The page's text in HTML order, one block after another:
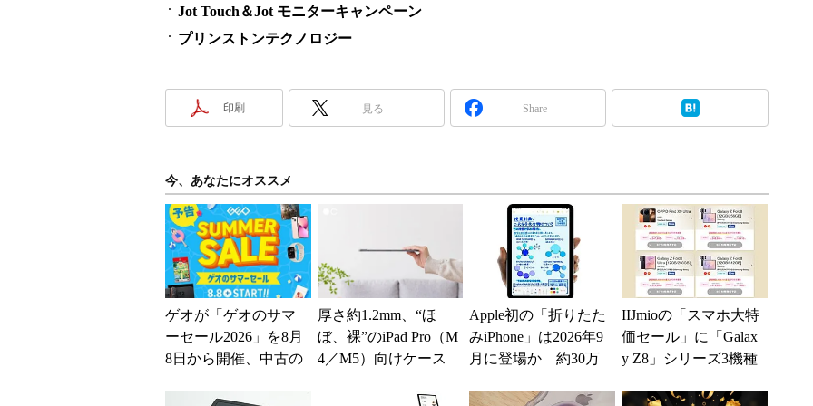
Jot Touch＆Jot モニターキャンペーン
プリンストンテクノロジー
印刷 見る Share
今、あなたにオススメ
ゲオが「ゲオのサマ
ーセール2026」を8月
8日から開催、中古の
厚さ約1.2mm、“ほ
ぼ、裸”のiPad Pro（M
4／M5）向けケース
Apple初の「折りたた
みiPhone」は2026年9
月に登場か 約30万
IIJmioの「スマホ大特
価セール」に「Galax
y Z8」シリーズ3機種